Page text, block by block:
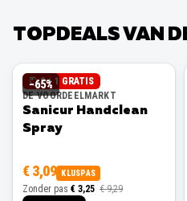
TOPDEALS VAN
−65%
2 + 1 GRATIS
DE VOORDEELMARKT
Sanicur Handclean
Spray
€ 3,09 KLUSPAS
Zonder pas € 3,25 € 9,29